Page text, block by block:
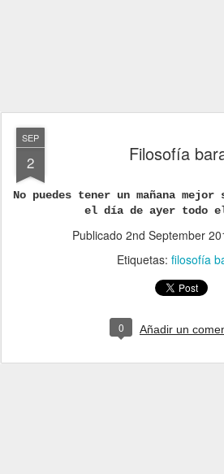
SEP
2 Filosofía
No puedes tener un mañana
el día de ayer todo
Publicado 2nd September
Etiquetas: filosofía
0 Añadir un